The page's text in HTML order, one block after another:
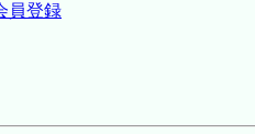
員登録